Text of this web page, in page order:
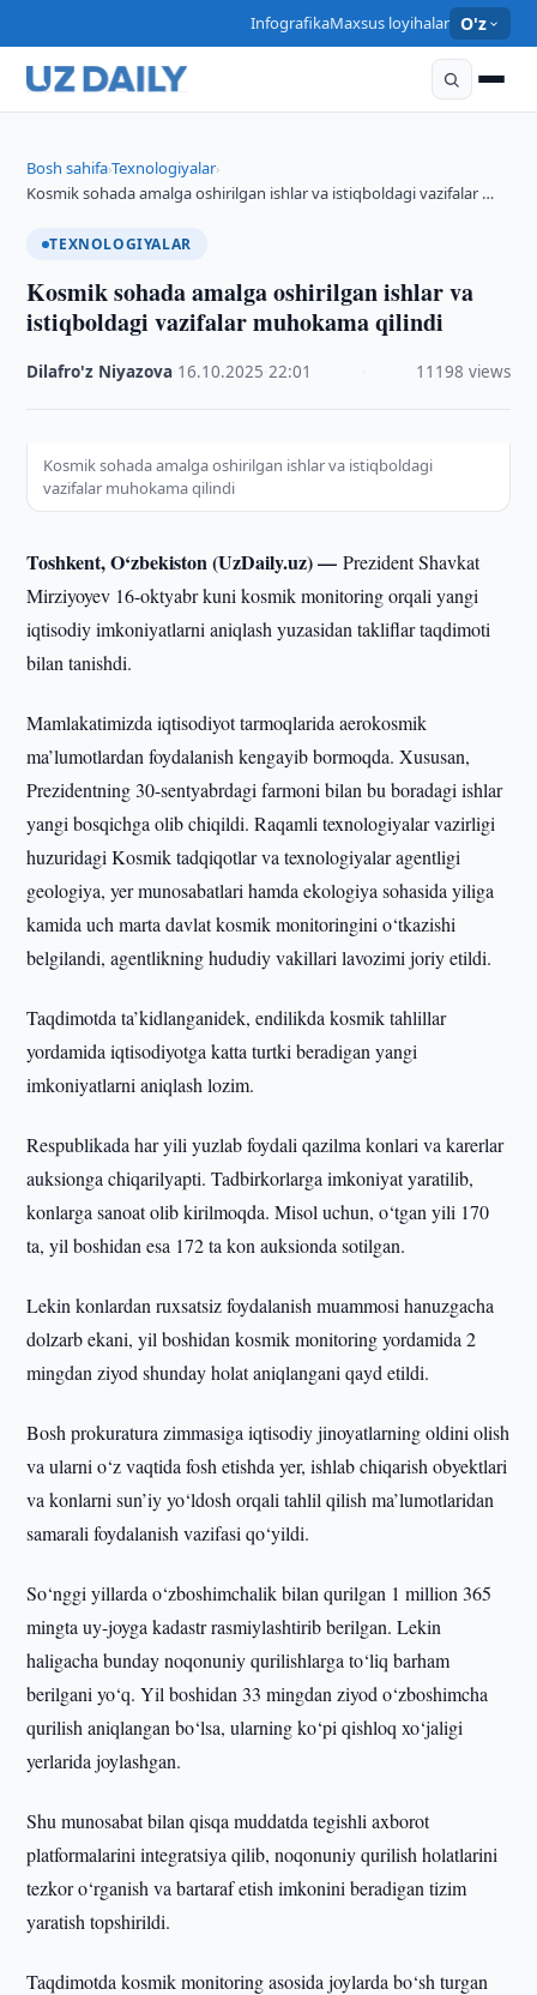
InfografikaMaxsus loyihalar O'z
Bosh sahifa›Texnologiyalar›
Kosmik sohada amalga oshirilgan ishlar va istiqboldagi vazifalar …
TEXNOLOGIYALAR
Kosmik sohada amalga oshirilgan ishlar va
istiqboldagi vazifalar muhokama qilindi
Dilafro'z Niyazova 16.10.2025 ·22:01 11198 views
Kosmik sohada amalga oshirilgan ishlar va istiqboldagi
vazifalar muhokama qilindi
Toshkent, O‘zbekiston (UzDaily.uz) —Prezident Shavkat
Mirziyoyev 16-oktyabr kuni kosmik monitoring orqali yangi
iqtisodiy imkoniyatlarni aniqlash yuzasidan takliflar taqdimoti
bilan tanishdi.
Mamlakatimizda iqtisodiyot tarmoqlarida aerokosmik
ma’lumotlardan foydalanish kengayib bormoqda. Xususan,
Prezidentning 30-sentyabrdagi farmoni bilan bu boradagi ishlar
yangi bosqichga olib chiqildi. Raqamli texnologiyalar vazirligi
huzuridagi Kosmik tadqiqotlar va texnologiyalar agentligi
geologiya, yer munosabatlari hamda ekologiya sohasida yiliga
kamida uch marta davlat kosmik monitoringini o‘tkazishi
belgilandi, agentlikning hududiy vakillari lavozimi joriy etildi.
Taqdimotda ta’kidlanganidek, endilikda kosmik tahlillar
yordamida iqtisodiyotga katta turtki beradigan yangi
imkoniyatlarni aniqlash lozim.
Respublikada har yili yuzlab foydali qazilma konlari va karerlar
auksionga chiqarilyapti. Tadbirkorlarga imkoniyat yaratilib,
konlarga sanoat olib kirilmoqda. Misol uchun, o‘tgan yili 170
ta, yil boshidan esa 172 ta kon auksionda sotilgan.
Lekin konlardan ruxsatsiz foydalanish muammosi hanuzgacha
dolzarb ekani, yil boshidan kosmik monitoring yordamida 2
mingdan ziyod shunday holat aniqlangani qayd etildi.
Bosh prokuratura zimmasiga iqtisodiy jinoyatlarning oldini olish
va ularni o‘z vaqtida fosh etishda yer, ishlab chiqarish obyektlari
va konlarni sun’iy yo‘ldosh orqali tahlil qilish ma’lumotlaridan
samarali foydalanish vazifasi qo‘yildi.
So‘nggi yillarda o‘zboshimchalik bilan qurilgan 1 million 365
mingta uy-joyga kadastr rasmiylashtirib berilgan. Lekin
haligacha bunday noqonuniy qurilishlarga to‘liq barham
berilgani yo‘q. Yil boshidan 33 mingdan ziyod o‘zboshimcha
qurilish aniqlangan bo‘lsa, ularning ko‘pi qishloq xo‘jaligi
yerlarida joylashgan.
Shu munosabat bilan qisqa muddatda tegishli axborot
platformalarini integratsiya qilib, noqonuniy qurilish holatlarini
tezkor o‘rganish va bartaraf etish imkonini beradigan tizim
yaratish topshirildi.
Taqdimotda kosmik monitoring asosida joylarda bo‘sh turgan